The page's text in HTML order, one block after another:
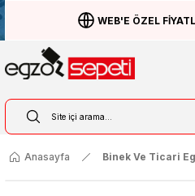
WEB'E ÖZEL
Anasayfa Binek Ve Ticari